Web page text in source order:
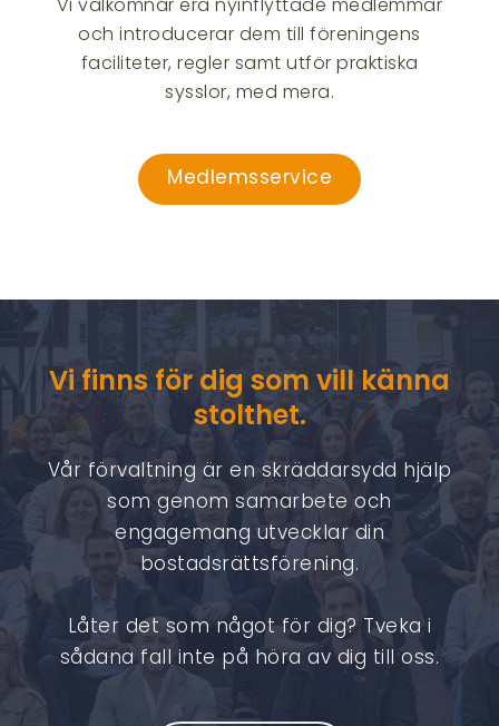
Vi välkomnar era nyinflyttade medlemmar
och introducerar dem till föreningens
faciliteter, regler samt utför praktiska
sysslor, med mera.
Medlemsservice
Vi finns för dig som vill känna
stolthet.
Vår förvaltning är en skräddarsydd hjälp
som genom samarbete och
engagemang utvecklar din
bostadsrättsförening.
Låter det som något för dig? Tveka i
sådana fall inte på höra av dig till oss.